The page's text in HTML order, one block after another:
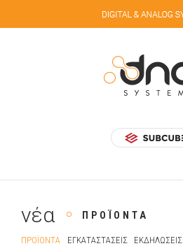
νέα ΠΡΟΪΌΝΤΑ
ΠΡΟΪΌΝΤΑ ΕΓΚΑΤΑΣΤΆΣΕΙΣ ΕΚΔΗΛΏΣΕΙΣ